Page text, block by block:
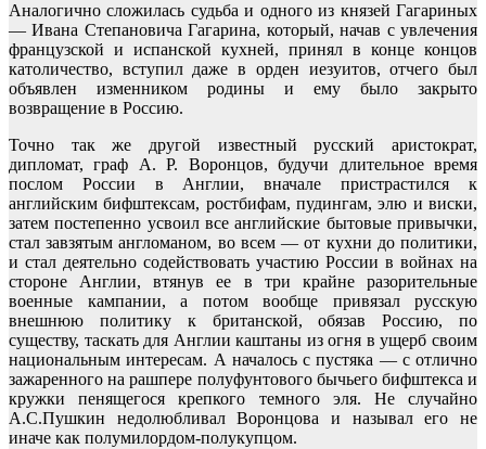
Аналогично сложилась судьба и одного из князей Гагариных
— Ивана Степановича Гагарина, который, начав с увлечения
французской и испанской кухней, принял в конце концов
католичество, вступил даже в орден иезуитов, отчего был
объявлен изменником родины и ему было закрыто
возвращение в Россию.
Точно так же другой известный русский аристократ,
дипломат, граф А. Р. Воронцов, будучи длительное время
послом России в Англии, вначале пристрастился к
английским бифштексам, ростбифам, пудингам, элю и виски,
затем постепенно усвоил все английские бытовые привычки,
стал завзятым англоманом, во всем — от кухни до политики,
и стал деятельно содействовать участию России в войнах на
стороне Англии, втянув ее в три крайне разорительные
военные кампании, а потом вообще привязал русскую
внешнюю политику к британской, обязав Россию, по
существу, таскать для Англии каштаны из огня в ущерб своим
национальным интересам. А началось с пустяка — с отлично
зажаренного на рашпере полуфунтового бычьего бифштекса и
кружки пенящегося крепкого темного эля. Не случайно
А.С.Пушкин недолюбливал Воронцова и называл его не
иначе как полумилордом-полукупцом.